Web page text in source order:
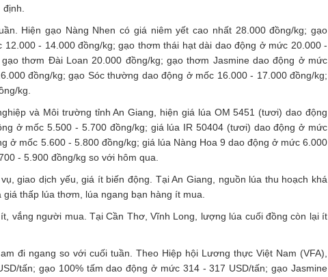
Hiện gạo Nàng Nhen có giá niêm yết cao nhất 28.000 đồng/kg; gạo
- 14.000 đồng/kg; gạo thơm thái hạt dài dao động ở mức 20.000 -
thơm Đài Loan 20.000 đồng/kg; gạo thơm Jasmine dao động ở mức
đồng/kg; gạo Sóc thường dao động ở mốc 16.000 - 17.000 đồng/kg;
kg.
và Môi trường tỉnh An Giang, hiện giá lúa OM 5451 (tươi) dao động
ở mốc 5.500 - 5.700 đồng/kg; giá lúa IR 50404 (tươi) dao động ở mức
ở mốc 5.600 - 5.800 đồng/kg; giá lúa Nàng Hoa 9 dao động ở mức 6.000
- 5.900 đồng/kg so với hôm qua.
giao dịch yếu, giá ít biến động. Tại An Giang, nguồn lúa thu hoạch khá
thấp lúa thơm, lúa ngang bạn hàng ít mua.
vắng người mua. Tại Cần Thơ, Vĩnh Long, lượng lúa cuối đồng còn lại ít
đi ngang so với cuối tuần. Theo Hiệp hội Lương thực Việt Nam (VFA),
tấn; gạo 100% tấm dao động ở mức 314 - 317 USD/tấn; gạo Jasmine